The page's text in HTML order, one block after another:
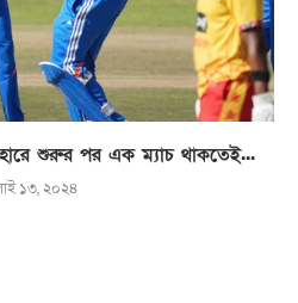
শুরুর পর এক ম্যাচ থাকতেই...
১৩, ২০২৪